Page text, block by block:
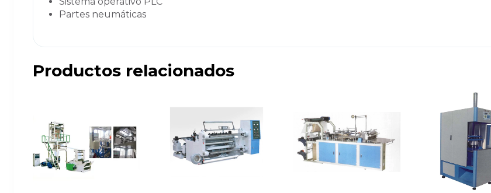
Partes neumáticas
Productos relacionados